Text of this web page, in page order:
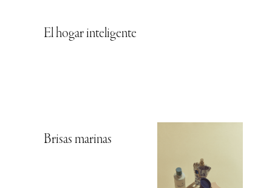
El hogar inteligente
Brisas marinas